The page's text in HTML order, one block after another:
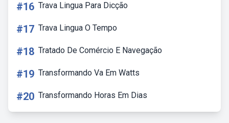
#16 Trava Lingua Para Dicção
#17 Trava Lingua O Tempo
#18 Tratado De Comércio E Navegação
#19 Transformando Va Em Watts
#20 Transformando Horas Em Dias